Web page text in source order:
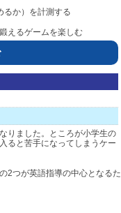
か）を計測する
えるゲームを楽しむ
込みください（03-5336-
が必須です。ご入会後はご
りました。
ところが小学生の
ると苦手になってしまうケー
2つが英語指導の中心となるた